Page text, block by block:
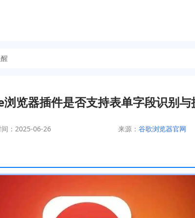
览器插件是否支持表单字段识别与
间：2025-06-26 来源： 谷歌浏览器官网